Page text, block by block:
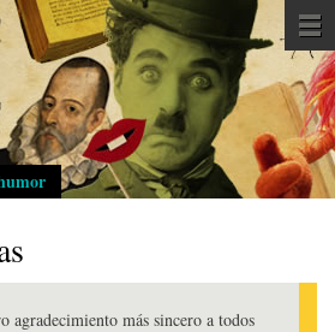
Pasar
al
contenido
principal
agradecimiento más sincero a todos